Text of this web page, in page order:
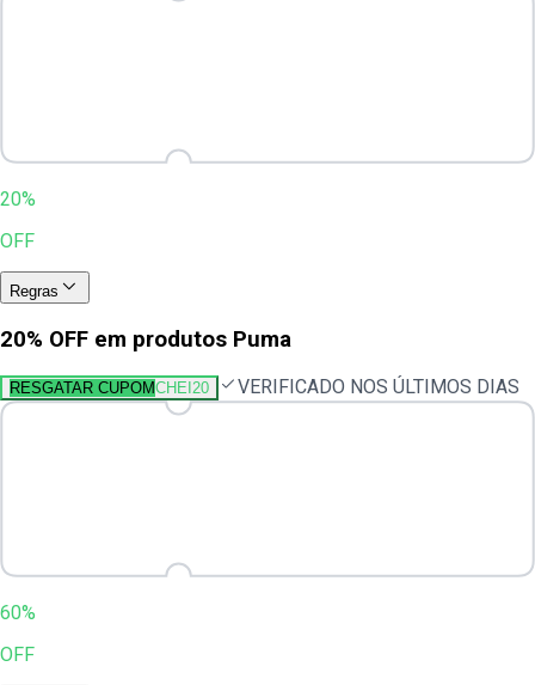
20%
OFF
Regras
20% OFF em produtos Puma
RESGATAR CUPOMCHEI20 VERIFICADO NOS ÚLTIMOS DIAS
60%
OFF